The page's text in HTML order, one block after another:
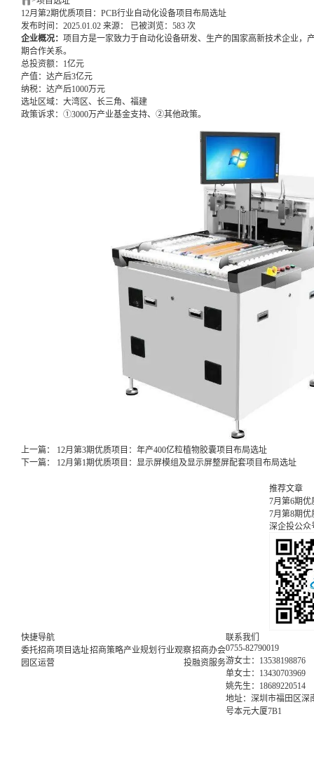
12月第2期优质项目：PCB行业自动化设备项目布局选址
发布时间：2025.01.02 来源：
已被浏览：583 次
企业概况： 项目方是一家致力于自动化设备研发、生产的国家高新技术企业，
期合作关系。
总投资额： 1亿元
产值： 达产后3亿元
纳税： 达产后1000万元
选址区域： 大湾区、长三角、福建
政策诉求： ①3000万产业基金支持、②其他政策。
上一篇： 12月第3期优质项目：年产400亿粒植物胶囊项目布局选址
下一篇： 12月第1期优质项目：显示屏模组及显示屏整屏配套项目布局选址
推荐文章
7月第6期
7月第8期
深企投公众
快捷导航
委托招商项目选址招商策略产业规划 行业观察招商办会
园区运营
投融资服务
联系我们
0755-82790019
游女士：13538198876
单女士：13430703969
姚先生：18689220514
地址：深圳市福田区深
号本元大厦7B1